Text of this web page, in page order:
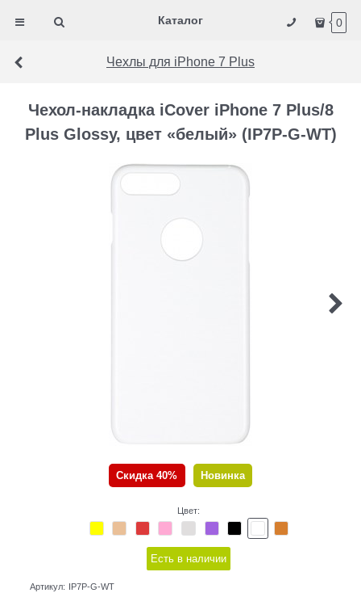
Каталог 0
Чехлы для iPhone 7 Plus
Чехол-накладка iCover iPhone 7 Plus/8
Plus Glossy, цвет «белый» (IP7P-G-WT)
Скидка 40% Новинка
Цвет:
Есть в наличии
Артикул: IP7P-G-WT